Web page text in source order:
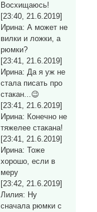
Восхищаюсь!
[23:40, 21.6.2019]
Ирина: А может не
вилки и ложки, а
рюмки?
[23:41, 21.6.2019]
Ирина: Да я уж не
стала писать про
стакан...😉
[23:41, 21.6.2019]
Ирина: Конечно не
тяжелее стакана!
[23:41, 21.6.2019]
Ирина: Тоже
хорошо, если в
меру
[23:42, 21.6.2019]
Лилия: Ну
сначала рюмки с